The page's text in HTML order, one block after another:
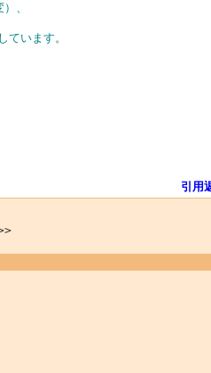
、
ています。
引用